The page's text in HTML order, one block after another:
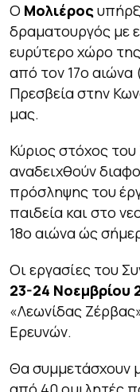
Ο Μολιέρος
δραματουργός με
ευρύτερο χώρο
από τον 17ο αιώνα
Πρεσβεία στην
μας.
Κύριοςστόχος του
αναδειχθούν
πρόσληψης του
παιδεία και στο
18ο αιώνα ώς
Οι εργασίες του
23-24 Νοεμβρίου
«Λεωνίδας
Ερευνών.
Θα συμμετάσχουν